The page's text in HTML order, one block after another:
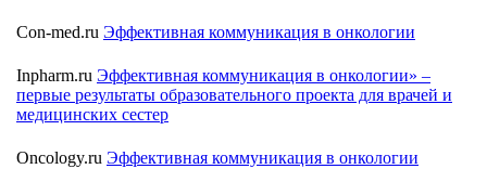
Con-med.ru Эффективная коммуникация в онкологии
Inpharm.ru Эффективная коммуникация в онкологии» –
первые результаты образовательного проекта для врачей и
медицинских сестер
Oncology.ru Эффективная коммуникация в онкологии